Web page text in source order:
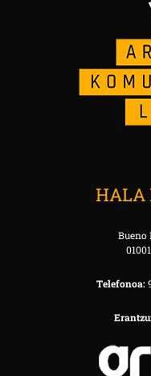
HALA
Bueno
Telefonoa: